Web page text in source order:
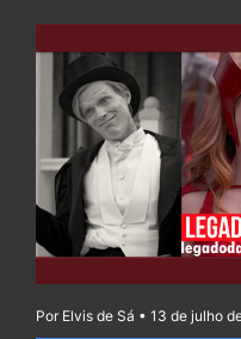
Por Elvis de Sá • 13 de julho